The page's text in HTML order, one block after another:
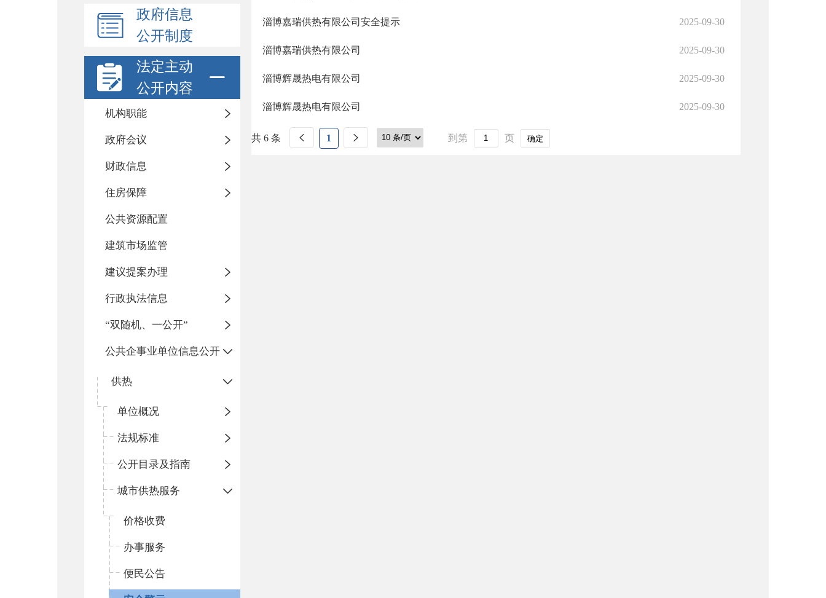
政府信息
公开制度
法定主动
公开内容
机构职能
政府会议
财政信息
住房保障
公共资源配置
建筑市场监管
建议提案办理
行政执法信息
“双随机、一公开”
公共企事业单位信息公开
供热
单位概况
法规标准
公开目录及指南
城市供热服务
价格收费
办事服务
便民公告
淄博嘉瑞供热有限公司安全提示 2025-09-30
淄博嘉瑞供热有限公司 2025-09-30
淄博辉晟热电有限公司 2025-09-30
淄博辉晟热电有限公司 2025-09-30
共 6 条 1 到第 页 确定